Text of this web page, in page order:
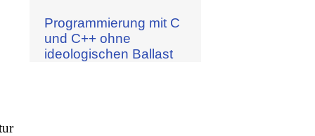
Programmierung mit C
und C++ ohne
ideologischen Ballast